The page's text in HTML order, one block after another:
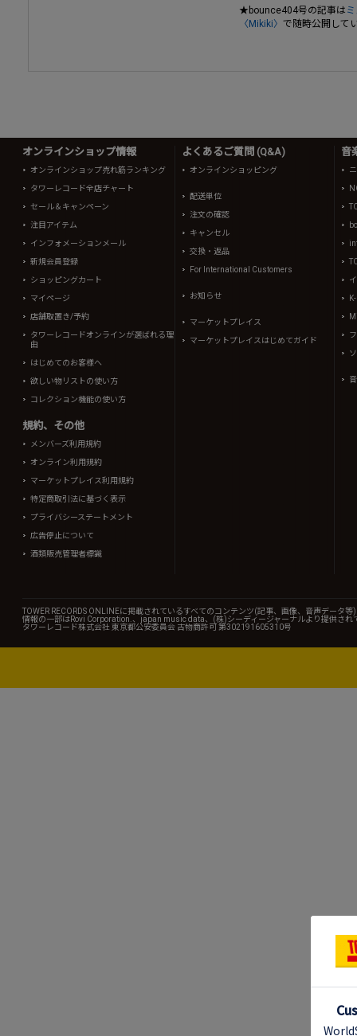
★bounce404号の記事は
〈Mikiki〉 で随時公開して
オンラインショップ情報
オンラインショップ売れ筋ランキング
タワーレコード全店チャート
セール＆キャンペーン
注目アイテム
インフォメーションメール
新規会員登録
ショッピングカート
マイページ
店舗取置き/予約
タワーレコードオンラインが選ばれる理
由
はじめてのお客様へ
欲しい物リストの使い方
コレクション機能の使い方
規約、その他
メンバーズ利用規約
オンライン利用規約
マーケットプレイス利用規約
特定商取引法に基づく表示
プライバシーステートメント
広告停止について
酒類販売管理者標識
よくあるご質問 (Q&A)
オンラインショッピング
配送単位
注文の確認
キャンセル
交換・返品
For International Customers
お知らせ
マーケットプレイス
マーケットプレイスはじめてガイド
音
TOWER RECORDS ONLINEに掲載されているすべてのコンテンツ(記事、画像、音声データ
情報の一部はRovi Corporation.、japan music data、(株)シーディージャーナルより提供され
タワーレコード株式会社 東京都公安委員会 古物商許可 第302191605310号